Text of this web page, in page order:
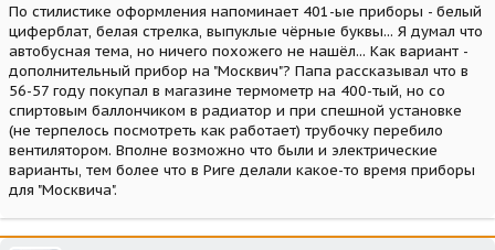
По стилистике оформления напоминает 401-ые приборы - белый
циферблат, белая стрелка, выпуклые чёрные буквы... Я думал что
автобусная тема, но ничего похожего не нашёл... Как вариант -
дополнительный прибор на "Москвич"? Папа рассказывал что в
56-57 году покупал в магазине термометр на 400-тый, но со
спиртовым баллончиком в радиатор и при спешной установке
(не терпелось посмотреть как работает) трубочку перебило
вентилятором. Вполне возможно что были и электрические
варианты, тем более что в Риге делали какое-то время приборы
для "Москвича".